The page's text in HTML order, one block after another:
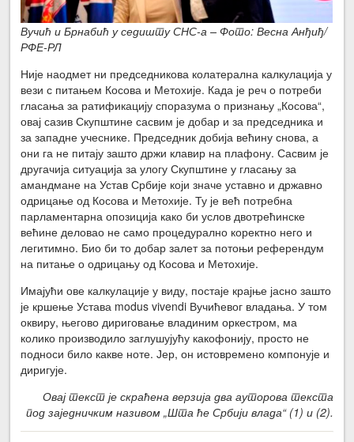
Вучић и Брнабић у седишту СНС-а – Фото: Весна Анђиђ/
РФЕ-РЛ
Није наодмет ни председникова колатерална калкулација у
вези с питањем Косова и Метохије. Када је реч о потреби
гласања за ратификацију споразума о признању „Косова“,
овај сазив Скупштине сасвим је добар и за председника и
за западне учеснике. Председник добија већину снова, а
они га не питају зашто држи клавир на плафону. Сасвим је
другачија ситуација за улогу Скупштине у гласању за
амандмане на Устав Србије који значе уставно и државно
одрицање од Косова и Метохије. Ту је већ потребна
парламентарна опозиција како би услов двотрећинске
већине деловао не само процедурално коректно него и
легитимно. Био би то добар залет за потоњи референдум
на питање о одрицању од Косова и Метохије.
Имајући ове калкулације у виду, постаје крајње јасно зашто
је кршење Устава modus vivendi Вучићевог владања. У том
оквиру, његово дириговање владиним оркестром, ма
колико производило заглушујућу какофонију, просто не
подноси било какве ноте. Јер, он истовремено компонује и
диригује.
Овај текст је скраћена верзија два ауторова текста
под заједничким називом „Шта ће Србији влада“ (1) и (2).